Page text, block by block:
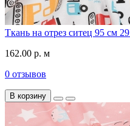
Ткань на отрез ситец 95 см
162.00 р. м
0 отзывов
В корзину